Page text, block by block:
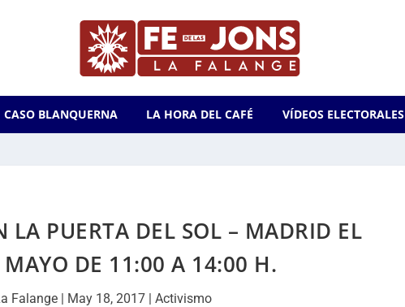
CASO BLANQUERNA LA HORA DEL CAFÉ VÍDEOS ELECTORALES
LA PUERTA DEL SOL – MADRID EL
DE 11:00 A 14:00 H.
Falange | May 18, 2017 |Activismo